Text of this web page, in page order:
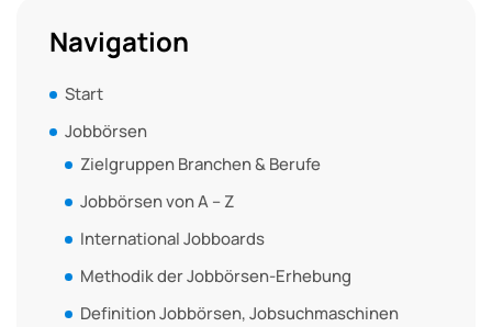
Navigation
Start
Jobbörsen
Zielgruppen Branchen & Berufe
Jobbörsen von A – Z
International Jobboards
Methodik der Jobbörsen-Erhebung
Definition Jobbörsen, Jobsuchmaschinen